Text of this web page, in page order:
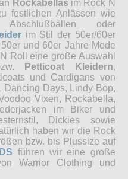
Rockabellas im Rock N
festlichen Anlässen wie
Abschlußbällen oder
im Stil der 50er/60er
und 60er Jahre Mode
Roll eine große Auswahl
Petticoat Kleidern,
und Cardigans von
Dancing Days, Lindy Bop,
Vixen, Rockabella,
im Biker und
Dickies sowie
haben wir die Rock
bzw. bis Plussize auf
führen wir eine große
Warrior Clothing und